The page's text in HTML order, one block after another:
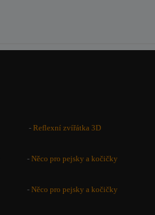
- Reflexní zvířátka 3D
- Něco pro pejsky a kočičky
- Něco pro pejsky a kočičky